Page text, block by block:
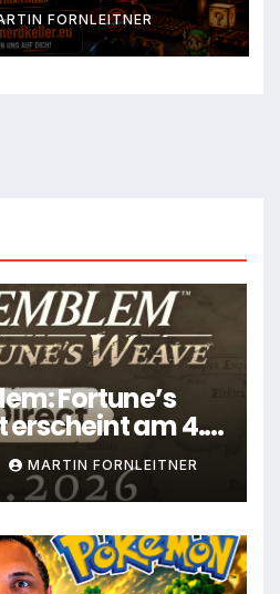
FORNLEITNER
Fortune’s
erscheint am 4.
MARTIN FORNLEITNER